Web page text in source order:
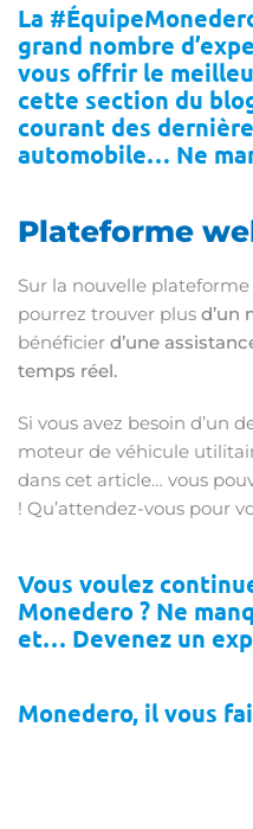
La
grand nombre
vous offrir le
cette section du
courant des
automobile… Ne
Plateforme
Sur la nouvelle
pourrez trouver plus d’un
bénéficier d’une
temps réel.
Si vous avez besoin d’un
moteur de véhicule
dans cet article… vous
! Qu’attendez-vous pour
Vous voulez
Monedero ? Ne
et… Devenez un
Monedero, il vous